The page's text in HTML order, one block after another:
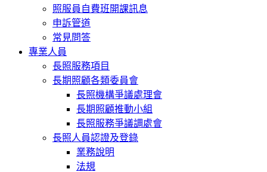
照服員自費班開課訊息
申訴管道
常見問答
專業人員
長照服務項目
長期照顧各類委員會
長照機構爭議處理會
長期照顧推動小組
長照服務爭議調處會
長照人員認證及登錄
業務說明
法規